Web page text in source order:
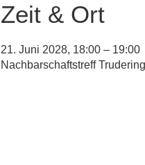
Zeit & Ort
21. Juni 2028, 18:00 – 19:00
Nachbarschaftstreff